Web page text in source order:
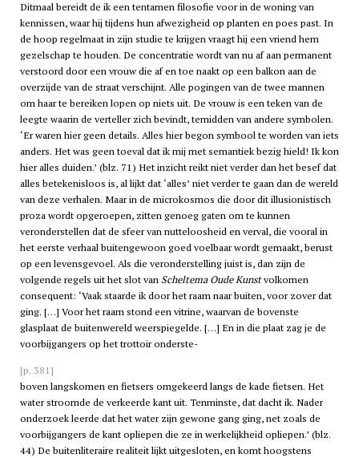
Ditmaal bereidt de ik een tentamen filosofie voor in de woning van
kennissen, waar hij tijdens hun afwezigheid op planten en poes past. In
de hoop regelmaat in zijn studie te krijgen vraagt hij een vriend hem
gezelschap te houden. De concentratie wordt van nu af aan permanent
verstoord door een vrouw die af en toe naakt op een balkon aan de
overzijde van de straat verschijnt. Alle pogingen van de twee mannen
om haar te bereiken lopen op niets uit. De vrouw is een teken van de
leegte waarin de verteller zich bevindt, temidden van andere symbolen.
‘Er waren hier geen details. Alles hier begon symbool te worden van iets
anders. Het was geen toeval dat ik mij met semantiek bezig hield! Ik kon
hier alles duiden.’ (blz. 71) Het inzicht reikt niet verder dan het besef dat
alles betekenisloos is, al lijkt dat ‘alles’ niet verder te gaan dan de wereld
van deze verhalen. Maar in de microkosmos die door dit illusionistisch
proza wordt opgeroepen, zitten genoeg gaten om te kunnen
veronderstellen dat de sfeer van nutteloosheid en verval, die vooral in
het eerste verhaal buitengewoon goed voelbaar wordt gemaakt, berust
op een levensgevoel. Als die veronderstelling juist is, dan zijn de
volgende regels uit het slot van Scheltema Oude Kunstvolkomen
consequent: ‘Vaak staarde ik door het raam naar buiten, voor zover dat
ging. […] Voor het raam stond een vitrine, waarvan de bovenste
glasplaat de buitenwereld weerspiegelde. […] En in die plaat zag je de
voorbijgangers op het trottoir onderste-
[p. 381]
boven langskomen en fietsers omgekeerd langs de kade fietsen. Het
water stroomde de verkeerde kant uit. Tenminste, dat dacht ik. Nader
onderzoek leerde dat het water zijn gewone gang ging, net zoals de
voorbijgangers de kant opliepen die ze in werkelijkheid opliepen.’ (blz.
44) De buitenliteraire realiteit lijkt uitgesloten, en komt hoogstens